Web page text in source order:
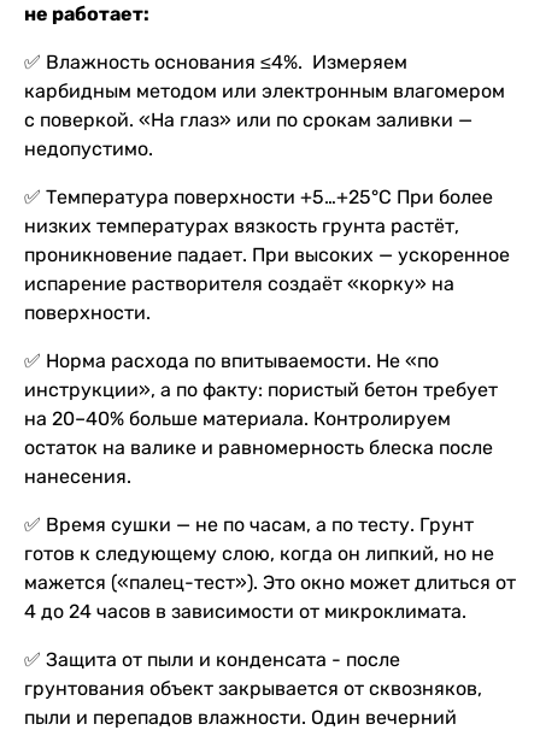
не работает:
✅ Влажность основания ≤4%. Измеряем
карбидным методом или электронным влагомером
с поверкой. «На глаз» или по срокам заливки —
недопустимо.
✅ Температура поверхности +5…+25°C При более
низких температурах вязкость грунта растёт,
проникновение падает. При высоких — ускоренное
испарение растворителя создаёт «корку» на
поверхности.
✅ Норма расхода по впитываемости. Не «по
инструкции», а по факту: пористый бетон требует
на 20–40% больше материала. Контролируем
остаток на валике и равномерность блеска после
нанесения.
✅ Время сушки — не по часам, а по тесту. Грунт
готов к следующему слою, когда он липкий, но не
мажется («палец-тест»). Это окно может длиться от
4 до 24 часов в зависимости от микроклимата.
✅ Защита от пыли и конденсата - после
грунтования объект закрывается от сквозняков,
пыли и перепадов влажности. Один вечерний